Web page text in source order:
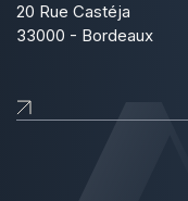
20 Rue Castéja
33000 - Bordeaux